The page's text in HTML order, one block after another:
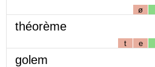
ø
théorème
t e
golem